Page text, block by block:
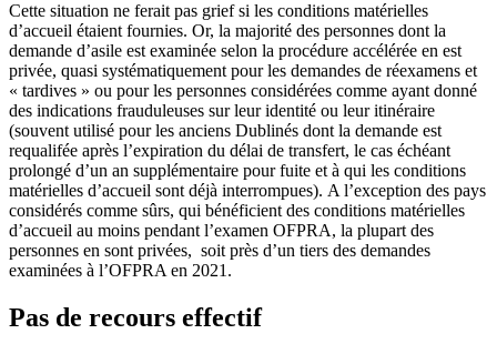
Cette situation ne ferait pas grief si les conditions matérielles
d’accueil étaient fournies. Or, la majorité des personnes dont la
demande d’asile est examinée selon la procédure accélérée en est
privée, quasi systématiquement pour les demandes de réexamens et
« tardives » ou pour les personnes considérées comme ayant donné
des indications frauduleuses sur leur identité ou leur itinéraire
(souvent utilisé pour les anciens Dublinés dont la demande est
requalifée après l’expiration du délai de transfert, le cas échéant
prolongé d’un an supplémentaire pour fuite et à qui les conditions
matérielles d’accueil sont déjà interrompues). A l’exception des pays
considérés comme sûrs, qui bénéficient des conditions matérielles
d’accueil au moins pendant l’examen OFPRA, la plupart des
personnes en sont privées, soit près d’un tiers des demandes
examinées à l’OFPRA en 2021.
Pas de recours effectif